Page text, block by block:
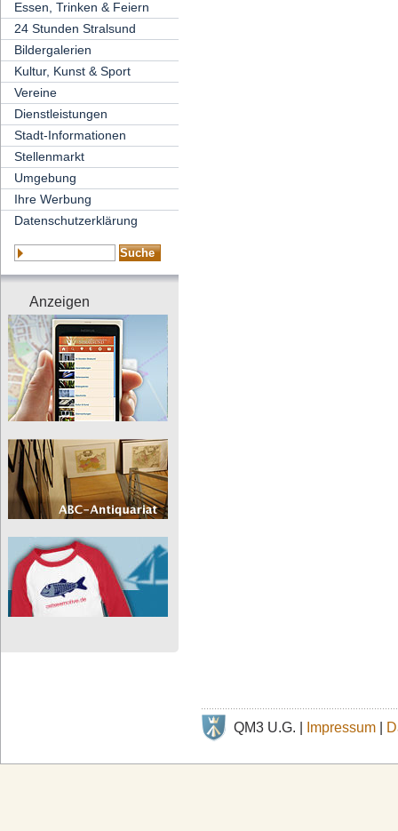
Essen, Trinken & Feiern
24 Stunden Stralsund
Bildergalerien
Kultur, Kunst & Sport
Vereine
Dienstleistungen
Stadt-Informationen
Stellenmarkt
Umgebung
Ihre Werbung
Datenschutzerklärung
Anzeigen
QM3 U.G. | Impressum